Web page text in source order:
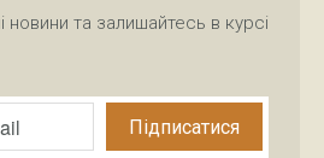
новини та залишайтесь в курсі